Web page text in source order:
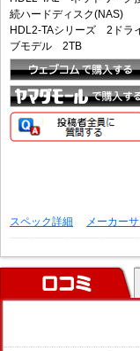
スペック詳細 メーカー